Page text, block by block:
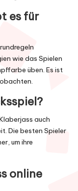
es für
wie das Spielen
üben. Es ist
auch
Die besten Spieler
um ihre
online